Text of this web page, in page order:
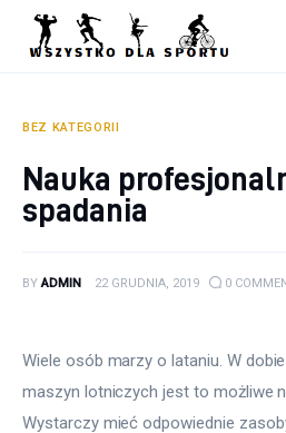
Zdrowie
Ciekawostki
Podróże
BEZ KATEGORII
Nauka
spadania
BY ADMIN 22 GRUDNIA, 2019 0
Wiele osób marzy o lataniu. W
maszyn lotniczych jest to możliwe
Wystarczy mieć odpowiednie